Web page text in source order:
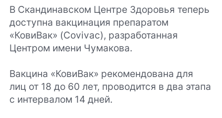
В Скандинавском Центре Здоровья теперь
доступна вакцинация препаратом
«КовиВак» (Covivac), разработанная
Центром имени Чумакова.
Вакцина «КовиВак» рекомендована для
лиц от 18 до 60 лет, проводится в два этапа
с интервалом 14 дней.